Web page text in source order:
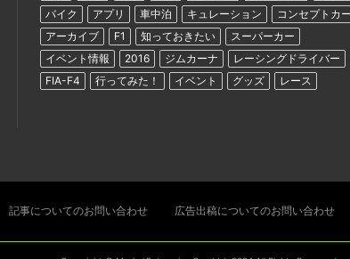
バイク
アプリ 車中泊 キュレーション
コンセプトカー
アーカイブ
F1 知っておきたい
スーパーカー
イベント情報
2016 ジムカーナ
レーシングドライバー
FIA-F4
行ってみた！ イベント グッズ レース
記事についてのお問い合わせ 広告出稿についてのお問い合わせ